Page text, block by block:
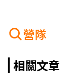
營隊
相關文章